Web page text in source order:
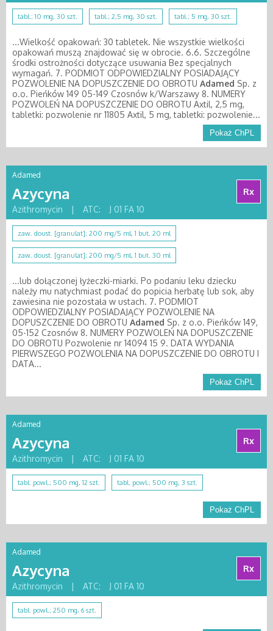
tabl.; 10 mg, 30 szt. tabl.; 2,5 mg, 30 szt. tabl.; 5 mg, 30 szt.
...Wielkość opakowań: 30 tabletek. Nie wszystkie wielkości
opakowań muszą znajdować się w obrocie. 6.6. Szczególne
środki ostrożności dotyczące usuwania Bez specjalnych
wymagań. 7. PODMIOT ODPOWIEDZIALNY POSIADAJĄCY
POZWOLENIE NA DOPUSZCZENIE DO OBROTU Adamed Sp. z
o.o. Pieńków 149 05-149 Czosnów k/Warszawy 8. NUMERY
POZWOLEŃ NA DOPUSZCZENIE DO OBROTU Axtil, 2,5 mg,
tabletki: pozwolenie nr 11805 Axtil, 5 mg, tabletki: pozwolenie...
Pokaż ChPL
Adamed
Azycyna
Rx
Azithromycin
| ATC: J 01 FA 10
zaw. doust. [granulat]; 200 mg/5 ml, 1 but. 20 ml
zaw. doust. [granulat]; 200 mg/5 ml, 1 but. 30 ml
...lub dołączonej łyżeczki-miarki. Po podaniu leku dziecku
należy mu natychmiast podać do popicia herbatę lub sok, aby
zawiesina nie pozostała w ustach. 7. PODMIOT
ODPOWIEDZIALNY POSIADAJĄCY POZWOLENIE NA
DOPUSZCZENIE DO OBROTU Adamed Sp. z o.o. Pieńków 149,
05-152 Czosnów 8. NUMERY POZWOLEŃ NA DOPUSZCZENIE
DO OBROTU Pozwolenie nr 14094 15 9. DATA WYDANIA
PIERWSZEGO POZWOLENIA NA DOPUSZCZENIE DO OBROTU I
DATA...
Pokaż ChPL
Adamed
Azycyna
Rx
Azithromycin
| ATC: J 01 FA 10
tabl. powl.; 500 mg, 12 szt. tabl. powl.; 500 mg, 3 szt.
Pokaż ChPL
Adamed
Azycyna
Rx
Azithromycin
| ATC: J 01 FA 10
tabl. powl.; 250 mg, 6 szt.